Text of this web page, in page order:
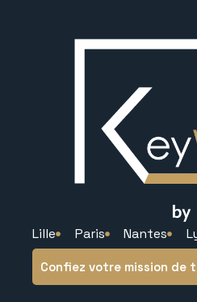
Lille Paris Nantes
Confiez votre mission de